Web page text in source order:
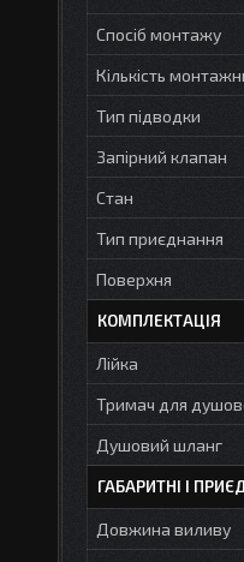
Спосіб монтажу
Кількість
Тип підводки
Запірний клапан
Стан
Тип приєднання
Поверхня
КОМПЛЕКТАЦІЯ
Лійка
Тримач для
Душовий шланг
ГАБАРИТНІ І
Довжина виливу